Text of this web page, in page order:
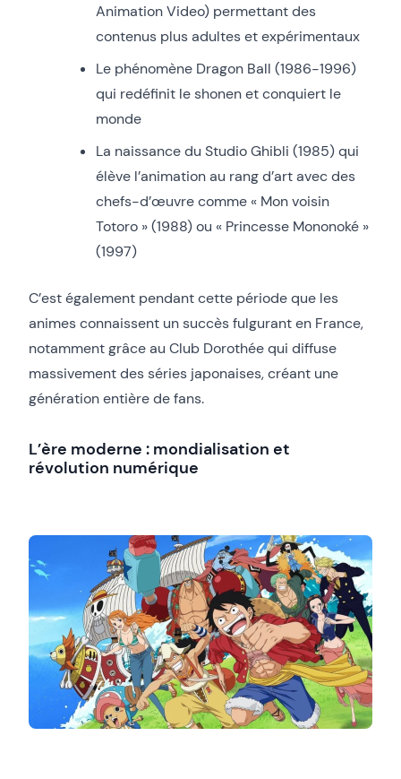
Animation Video) permettant des
contenus plus adultes et expérimentaux
Le phénomène Dragon Ball (1986-1996)
qui redéfinit le shonen et conquiert le
monde
La naissance du Studio Ghibli (1985) qui
élève l’animation au rang d’art avec des
chefs-d’œuvre comme « Mon voisin
Totoro » (1988) ou « Princesse Mononoké »
(1997)
C’est également pendant cette période que les
animes connaissent un succès fulgurant en France,
notamment grâce au Club Dorothée qui diffuse
massivement des séries japonaises, créant une
génération entière de fans.
L’ère moderne : mondialisation et
révolution numérique